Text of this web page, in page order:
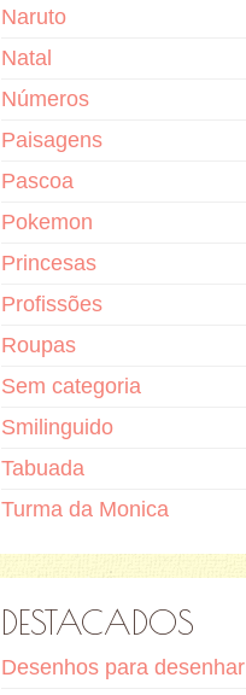
Naruto
Natal
Números
Paisagens
Pascoa
Pokemon
Princesas
Profissões
Roupas
Sem categoria
Smilinguido
Tabuada
Turma da Monica
DESTACADOS
Desenhos para desenhar